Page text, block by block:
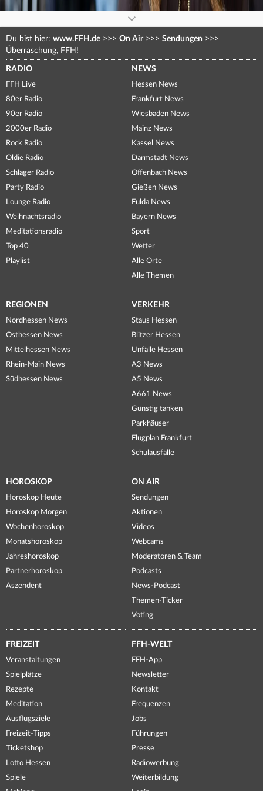
Du bist hier: www.FFH.de >>> On Air >>> Sendungen >>>
Überraschung, FFH!
RADIO
FFH Live
80er Radio
90er Radio
2000er Radio
Rock Radio
Oldie Radio
Schlager Radio
Party Radio
Lounge Radio
Weihnachtsradio
Meditationsradio
Top 40
Playlist
NEWS
Hessen News
Frankfurt News
Wiesbaden News
Mainz News
Kassel News
Darmstadt News
Offenbach News
Gießen News
Fulda News
Bayern News
Sport
Wetter
Alle Orte
Alle Themen
REGIONEN
Nordhessen News
Osthessen News
Mittelhessen News
Rhein-Main News
Südhessen News
VERKEHR
Staus Hessen
Blitzer Hessen
Unfälle Hessen
A3 News
A5 News
A661 News
Günstig tanken
Parkhäuser
Flugplan Frankfurt
Schulausfälle
HOROSKOP
Horoskop Heute
Horoskop Morgen
Wochenhoroskop
Monatshoroskop
Jahreshoroskop
Partnerhoroskop
Aszendent
ON AIR
Sendungen
Aktionen
Videos
Webcams
Moderatoren & Team
Podcasts
News-Podcast
Themen-Ticker
Voting
FREIZEIT
Veranstaltungen
Spielplätze
Rezepte
Meditation
Ausflugsziele
Freizeit-Tipps
Ticketshop
Lotto Hessen
Spiele
FFH-WELT
FFH-App
Newsletter
Kontakt
Frequenzen
Jobs
Führungen
Presse
Radiowerbung
Weiterbildung